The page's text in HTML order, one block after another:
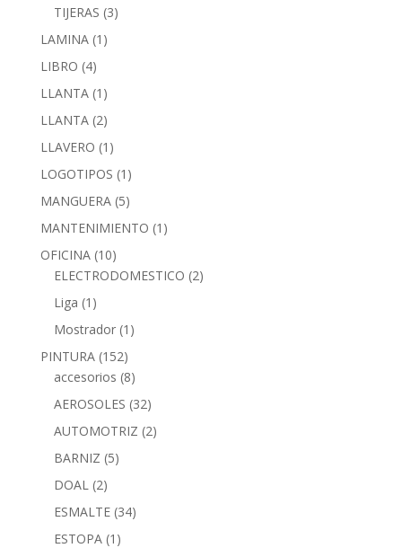
TIJERAS (3)
LAMINA (1)
LIBRO (4)
LLANTA (1)
LLANTA (2)
LLAVERO (1)
LOGOTIPOS (1)
MANGUERA (5)
MANTENIMIENTO (1)
OFICINA (10)
ELECTRODOMESTICO (2)
Liga (1)
Mostrador (1)
PINTURA (152)
accesorios (8)
AEROSOLES (32)
AUTOMOTRIZ (2)
BARNIZ (5)
DOAL (2)
ESMALTE (34)
ESTOPA (1)